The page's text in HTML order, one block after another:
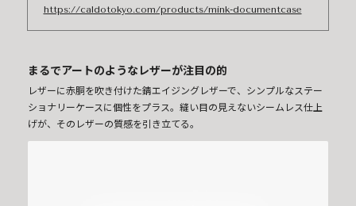
https://caldotokyo.com/products/mink-documentcase
まるでアートのようなレザーが注目の的
レザーに赤胴を吹き付けた錆エイジングレザーで、シンプルなステー
ショナリーケースに個性をプラス。縫い目の見えないシームレス仕上
げが、そのレザーの質感を引き立てる。